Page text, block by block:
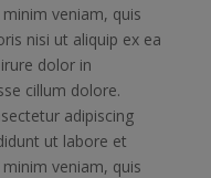
veniam, quis
nisi ut aliquip ex ea
dolor in
cillum dolore.
adipiscing
ut labore et
veniam, quis